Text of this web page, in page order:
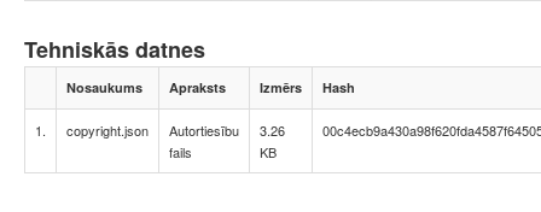
Tehniskās datnes
Nosaukums Apraksts Izmērs Hash
1. copyright.json
Autortiesību
fails
3.26
KB